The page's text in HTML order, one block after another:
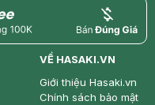
price
VỀ HASAKI.VN
Giới thiệu Hasaki.vn
Chính sách bảo mật